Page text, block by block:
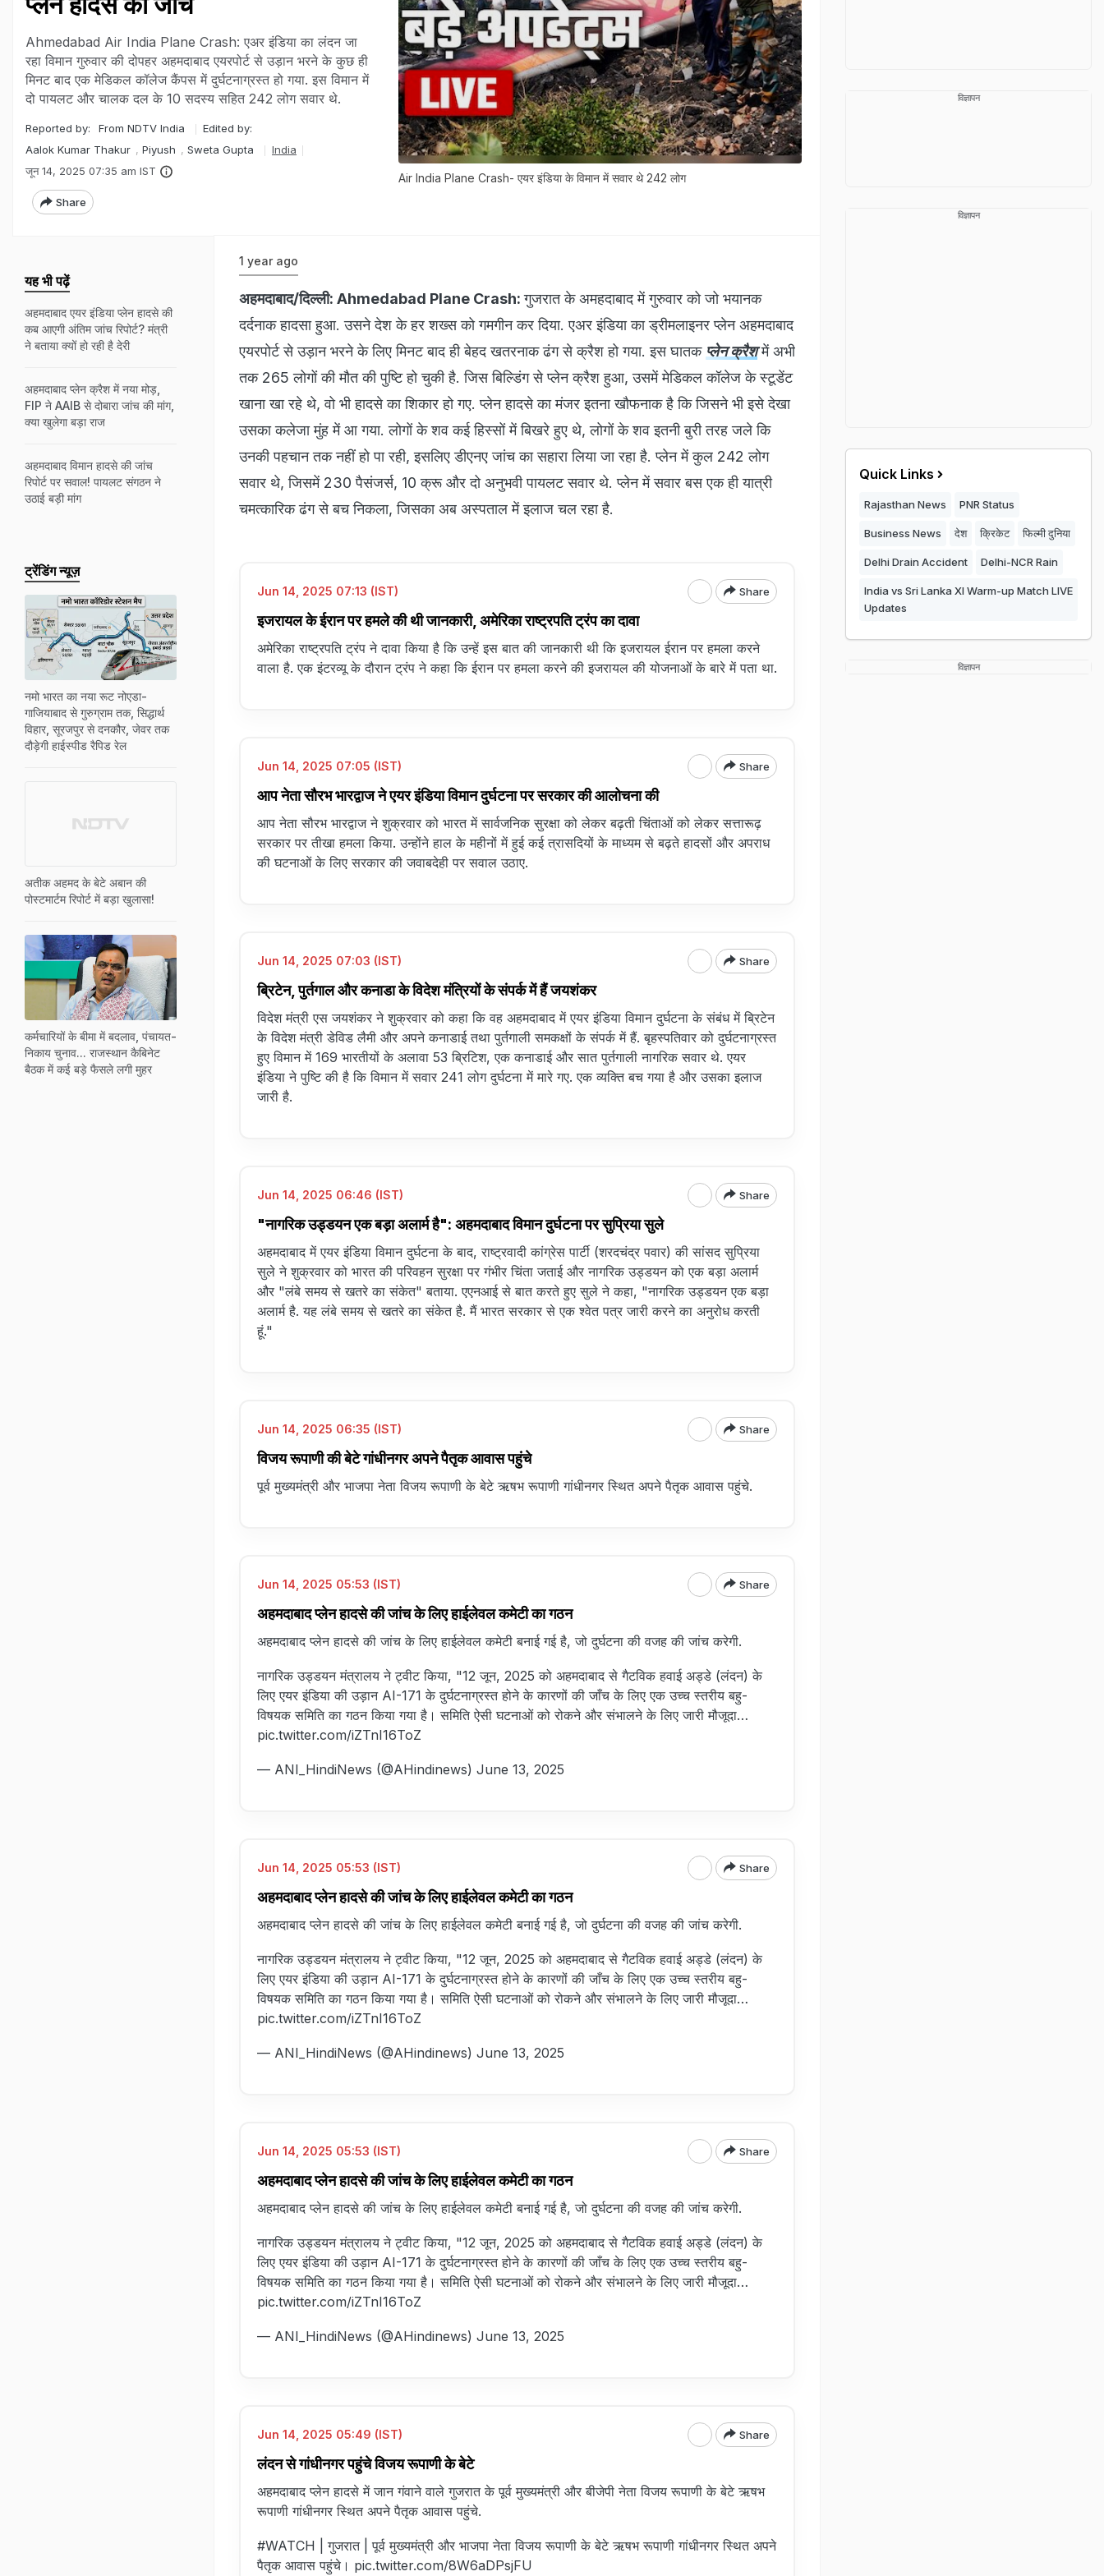
Ahmedabad Air India Plane Crash: एअर इंडिया का लंदन जा
रहा विमान गुरुवार की दोपहर अहमदाबाद एयरपोर्ट से उड़ान भरने के कुछ ही
मिनट बाद एक मेडिकल कॉलेज कैंपस में दुर्घटनाग्रस्त हो गया. इस विमान में
दो पायलट और चालक दल के 10 सदस्य सहित 242 लोग सवार थे.
Reported by: From NDTV India
Edited by:
Aalok Kumar Thakur , Piyush , Sweta Gupta
India
जून 14, 2025 07:35 am IST
Share
Air India Plane Crash- एयर इंडिया के विमान में सवार थे 242 लोग
1 year ago
अहमदाबाद/दिल्ली: Ahmedabad Plane Crash:गुजरात के अमहदाबाद में गुरुवार को जो भयानक
दर्दनाक हादसा हुआ. उसने देश के हर शख्स को गमगीन कर दिया. एअर इंडिया का ड्रीमलाइनर प्लेन अहमदाबाद
एयरपोर्ट से उड़ान भरने के लिए मिनट बाद ही बेहद खतरनाक ढंग से क्रैश हो गया. इस घातक प्लेन क्रैशमें अभी
तक 265 लोगों की मौत की पुष्टि हो चुकी है. जिस बिल्डिंग से प्लेन क्रैश हुआ, उसमें मेडिकल कॉलेज के स्टूडेंट
खाना खा रहे थे, वो भी हादसे का शिकार हो गए. प्लेन हादसे का मंजर इतना खौफनाक है कि जिसने भी इसे देखा
उसका कलेजा मुंह में आ गया. लोगों के शव कई हिस्सों में बिखरे हुए थे, लोगों के शव इतनी बुरी तरह जले कि
उनकी पहचान तक नहीं हो पा रही, इसलिए डीएनए जांच का सहारा लिया जा रहा है. प्लेन में कुल 242 लोग
सवार थे, जिसमें 230 पैसंजर्स, 10 क्रू और दो अनुभवी पायलट सवार थे. प्लेन में सवार बस एक ही यात्री
चमत्कारिक ढंग से बच निकला, जिसका अब अस्पताल में इलाज चल रहा है.
Jun 14, 2025 07:13 (IST) Share
इजरायल के ईरान पर हमले की थी जानकारी, अमेरिका राष्ट्रपति ट्रंप का दावा
अमेरिका राष्ट्रपति ट्रंप ने दावा किया है कि उन्हें इस बात की जानकारी थी कि इजरायल ईरान पर हमला करने
वाला है. एक इंटरव्यू के दौरान ट्रंप ने कहा कि ईरान पर हमला करने की इजरायल की योजनाओं के बारे में पता था.
Jun 14, 2025 07:05 (IST) Share
आप नेता सौरभ भारद्वाज ने एयर इंडिया विमान दुर्घटना पर सरकार की आलोचना की
आप नेता सौरभ भारद्वाज ने शुक्रवार को भारत में सार्वजनिक सुरक्षा को लेकर बढ़ती चिंताओं को लेकर सत्तारूढ़
सरकार पर तीखा हमला किया. उन्होंने हाल के महीनों में हुई कई त्रासदियों के माध्यम से बढ़ते हादसों और अपराध
की घटनाओं के लिए सरकार की जवाबदेही पर सवाल उठाए.
Jun 14, 2025 07:03 (IST) Share
ब्रिटेन, पुर्तगाल और कनाडा के विदेश मंत्रियों के संपर्क में हैं जयशंकर
विदेश मंत्री एस जयशंकर ने शुक्रवार को कहा कि वह अहमदाबाद में एयर इंडिया विमान दुर्घटना के संबंध में ब्रिटेन
के विदेश मंत्री डेविड लैमी और अपने कनाडाई तथा पुर्तगाली समकक्षों के संपर्क में हैं. बृहस्पतिवार को दुर्घटनाग्रस्त
हुए विमान में 169 भारतीयों के अलावा 53 ब्रिटिश, एक कनाडाई और सात पुर्तगाली नागरिक सवार थे. एयर
इंडिया ने पुष्टि की है कि विमान में सवार 241 लोग दुर्घटना में मारे गए. एक व्यक्ति बच गया है और उसका इलाज
जारी है.
Jun 14, 2025 06:46 (IST) Share
"नागरिक उड्डयन एक बड़ा अलार्म है": अहमदाबाद विमान दुर्घटना पर सुप्रिया सुले
अहमदाबाद में एयर इंडिया विमान दुर्घटना के बाद, राष्ट्रवादी कांग्रेस पार्टी (शरदचंद्र पवार) की सांसद सुप्रिया
सुले ने शुक्रवार को भारत की परिवहन सुरक्षा पर गंभीर चिंता जताई और नागरिक उड्डयन को एक बड़ा अलार्म
और "लंबे समय से खतरे का संकेत" बताया. एएनआई से बात करते हुए सुले ने कहा, "नागरिक उड्डयन एक बड़ा
अलार्म है. यह लंबे समय से खतरे का संकेत है. मैं भारत सरकार से एक श्वेत पत्र जारी करने का अनुरोध करती
हूं."
Jun 14, 2025 06:35 (IST) Share
विजय रूपाणी की बेटे गांधीनगर अपने पैतृक आवास पहुंचे
पूर्व मुख्यमंत्री और भाजपा नेता विजय रूपाणी के बेटे ऋषभ रूपाणी गांधीनगर स्थित अपने पैतृक आवास पहुंचे.
Jun 14, 2025 05:53 (IST) Share
अहमदाबाद प्लेन हादसे की जांच के लिए हाईलेवल कमेटी का गठन
अहमदाबाद प्लेन हादसे की जांच के लिए हाईलेवल कमेटी बनाई गई है, जो दुर्घटना की वजह की जांच करेगी.
नागरिक उड्डयन मंत्रालय ने ट्वीट किया, "12 जून, 2025 को अहमदाबाद से गैटविक हवाई अड्डे (लंदन) के
लिए एयर इंडिया की उड़ान AI-171 के दुर्घटनाग्रस्त होने के कारणों की जाँच के लिए एक उच्च स्तरीय बहु-
विषयक समिति का गठन किया गया है। समिति ऐसी घटनाओं को रोकने और संभालने के लिए जारी मौजूदा…
pic.twitter.com/iZTnI16ToZ
— ANI_HindiNews (@AHindinews) June 13, 2025
Jun 14, 2025 05:53 (IST) Share
अहमदाबाद प्लेन हादसे की जांच के लिए हाईलेवल कमेटी का गठन
अहमदाबाद प्लेन हादसे की जांच के लिए हाईलेवल कमेटी बनाई गई है, जो दुर्घटना की वजह की जांच करेगी.
नागरिक उड्डयन मंत्रालय ने ट्वीट किया, "12 जून, 2025 को अहमदाबाद से गैटविक हवाई अड्डे (लंदन) के
लिए एयर इंडिया की उड़ान AI-171 के दुर्घटनाग्रस्त होने के कारणों की जाँच के लिए एक उच्च स्तरीय बहु-
विषयक समिति का गठन किया गया है। समिति ऐसी घटनाओं को रोकने और संभालने के लिए जारी मौजूदा…
pic.twitter.com/iZTnI16ToZ
— ANI_HindiNews (@AHindinews) June 13, 2025
Jun 14, 2025 05:53 (IST) Share
अहमदाबाद प्लेन हादसे की जांच के लिए हाईलेवल कमेटी का गठन
अहमदाबाद प्लेन हादसे की जांच के लिए हाईलेवल कमेटी बनाई गई है, जो दुर्घटना की वजह की जांच करेगी.
नागरिक उड्डयन मंत्रालय ने ट्वीट किया, "12 जून, 2025 को अहमदाबाद से गैटविक हवाई अड्डे (लंदन) के
लिए एयर इंडिया की उड़ान AI-171 के दुर्घटनाग्रस्त होने के कारणों की जाँच के लिए एक उच्च स्तरीय बहु-
विषयक समिति का गठन किया गया है। समिति ऐसी घटनाओं को रोकने और संभालने के लिए जारी मौजूदा…
pic.twitter.com/iZTnI16ToZ
— ANI_HindiNews (@AHindinews) June 13, 2025
Jun 14, 2025 05:49 (IST) Share
लंदन से गांधीनगर पहुंचे विजय रूपाणी के बेटे
अहमदाबाद प्लेन हादसे में जान गंवाने वाले गुजरात के पूर्व मुख्यमंत्री और बीजेपी नेता विजय रूपाणी के बेटे ऋषभ
रूपाणी गांधीनगर स्थित अपने पैतृक आवास पहुंचे.
#WATCH | गुजरात | पूर्व मुख्यमंत्री और भाजपा नेता विजय रूपाणी के बेटे ऋषभ रूपाणी गांधीनगर स्थित अपने
पैतृक आवास पहुंचे। pic.twitter.com/8W6aDPsjFU
यह भी पढ़ें
अहमदाबाद एयर इंडिया प्लेन हादसे की
कब आएगी अंतिम जांच रिपोर्ट? मंत्री
ने बताया क्यों हो रही है देरी
अहमदाबाद प्लेन क्रैश में नया मोड़,
FIP ने AAIB से दोबारा जांच की मांग,
क्या खुलेगा बड़ा राज
अहमदाबाद विमान हादसे की जांच
रिपोर्ट पर सवाल! पायलट संगठन ने
उठाई बड़ी मांग
ट्रेंडिंग न्यूज़
नमो भारत का नया रूट नोएडा-
गाजियाबाद से गुरुग्राम तक, सिद्धार्थ
विहार, सूरजपुर से दनकौर, जेवर तक
दौड़ेगी हाईस्पीड रैपिड रेल
अतीक अहमद के बेटे अबान की
पोस्टमार्टम रिपोर्ट में बड़ा खुलासा!
कर्मचारियों के बीमा में बदलाव, पंचायत-
निकाय चुनाव... राजस्थान कैबिनेट
बैठक में कई बड़े फैसले लगी मुहर
विज्ञापन
विज्ञापन
Quick Links
Rajasthan News PNR Status
Business News देश क्रिकेट फिल्मी दुनिया
Delhi Drain Accident Delhi-NCR Rain
India vs Sri Lanka XI Warm-up Match LIVE
Updates
विज्ञापन